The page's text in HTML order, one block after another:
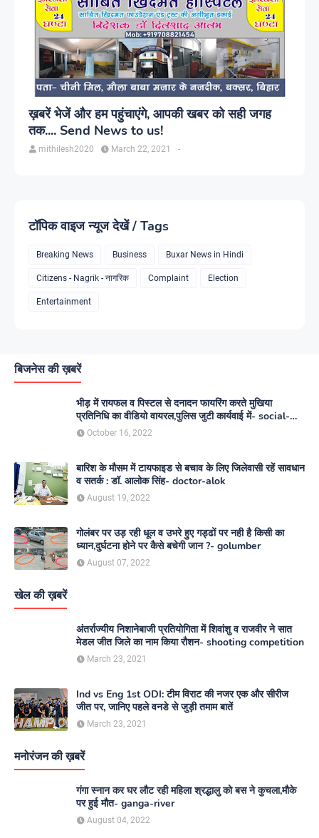
ख़बरें भेजें और हम पहुंचाएंगे, आपकी खबर को सही जगह
तक.... Send News to us!
mithilesh2020 -
March 22, 2021
टॉपिक वाइज न्यूज देखें / Tags
Breaking News Business Buxar News in Hindi
Citizens - Nagrik - नागरिक Complaint Election
Entertainment
बिजनेस की ख़बरें
भीड़ में रायफल व पिस्टल से दनादन फायरिंग करते मुखिया
प्रतिनिधि का वीडियो वायरल,पुलिस जुटी कार्यवाई में- social-
media
October 16, 2022
बारिश के मौसम में टायफाइड से बचाव के लिए जिलेवासी रहें सावधान
व सतर्क : डॉ. आलोक सिंह- doctor-alok
August 19, 2022
गोलंबर पर उड़ रही धूल व उभरे हुए गड्ढों पर नही है किसी का
ध्यान,दुर्घटना होने पर कैसे बचेगी जान ?- golumber
August 07, 2022
खेल की ख़बरें
अंतर्राज्यीय निशानेबाजी प्रतियोगिता में शिवांशु व राजवीर ने सात
मेडल जीत जिले का नाम किया रौशन- shooting competition
March 23, 2021
Ind vs Eng 1st ODI: टीम विराट की नजर एक और सीरीज
जीत पर, जानिए पहले वनडे से जुड़ी तमाम बातें
March 23, 2021
मनोरंजन की ख़बरें
गंगा स्नान कर घर लौट रही महिला श्रद्धालु को बस ने कुचला,मौके
पर हुई मौत- ganga-river
August 04, 2022